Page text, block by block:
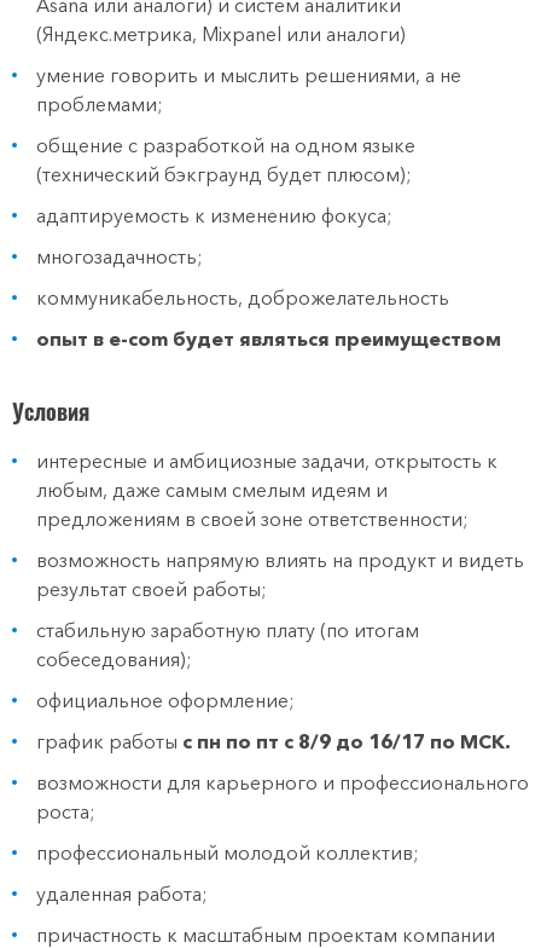
Asana или аналоги) и систем аналитики
(Яндекс.метрика, Mixpanel или аналоги)
умение говорить и мыслить решениями, а не
проблемами;
общение с разработкой на одном языке
(технический бэкграунд будет плюсом);
адаптируемость к изменению фокуса;
многозадачность;
коммуникабельность, доброжелательность
опыт в e-com будет являться преимуществом
Условия
интересные и амбициозные задачи, открытость к
любым, даже самым смелым идеям и
предложениям в своей зоне ответственности;
возможность напрямую влиять на продукт и видеть
результат своей работы;
стабильную заработную плату (по итогам
собеседования);
официальное оформление;
график работы с пн по пт с 8/9 до 16/17 по МСК.
возможности для карьерного и профессионального
роста;
профессиональный молодой коллектив;
удаленная работа;
причастность к масштабным проектам компании